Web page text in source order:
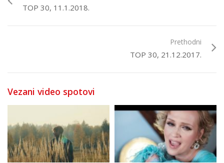
TOP 30, 11.1.2018.
Prethodni
TOP 30, 21.12.2017.
Vezani video spotovi